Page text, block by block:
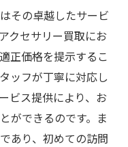
その卓越したサービ
クセサリー買取にお
正価格を提示するこ
ッフが丁寧に対応し
ビス提供により、お
ができるのです。ま
あり、初めての訪問